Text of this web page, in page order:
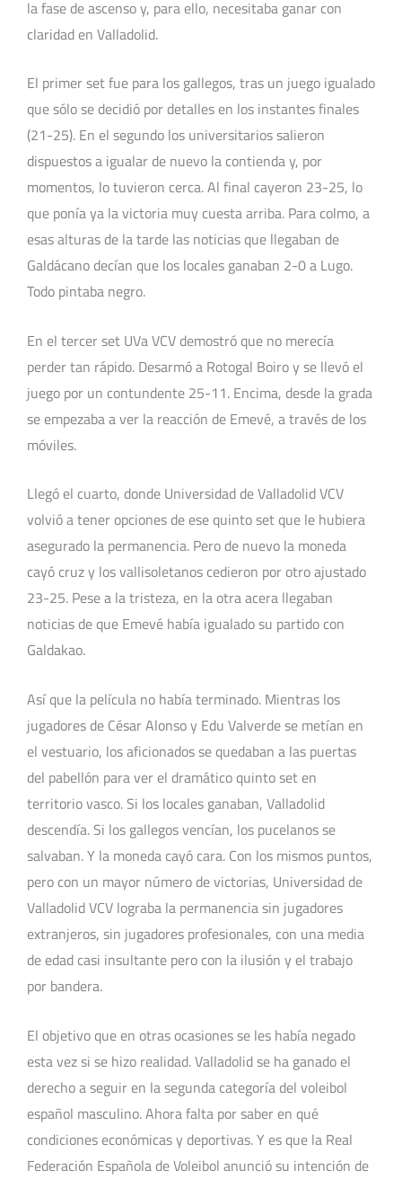
la fase de ascenso y, para ello, necesitaba ganar con
claridad en Valladolid.
El primer set fue para los gallegos, tras un juego igualado
que sólo se decidió por detalles en los instantes finales
(21-25). En el segundo los universitarios salieron
dispuestos a igualar de nuevo la contienda y, por
momentos, lo tuvieron cerca. Al final cayeron 23-25, lo
que ponía ya la victoria muy cuesta arriba. Para colmo, a
esas alturas de la tarde las noticias que llegaban de
Galdácano decían que los locales ganaban 2-0 a Lugo.
Todo pintaba negro.
En el tercer set UVa VCV demostró que no merecía
perder tan rápido. Desarmó a Rotogal Boiro y se llevó el
juego por un contundente 25-11. Encima, desde la grada
se empezaba a ver la reacción de Emevé, a través de los
móviles.
Llegó el cuarto, donde Universidad de Valladolid VCV
volvió a tener opciones de ese quinto set que le hubiera
asegurado la permanencia. Pero de nuevo la moneda
cayó cruz y los vallisoletanos cedieron por otro ajustado
23-25. Pese a la tristeza, en la otra acera llegaban
noticias de que Emevé había igualado su partido con
Galdakao.
Así que la película no había terminado. Mientras los
jugadores de César Alonso y Edu Valverde se metían en
el vestuario, los aficionados se quedaban a las puertas
del pabellón para ver el dramático quinto set en
territorio vasco. Si los locales ganaban, Valladolid
descendía. Si los gallegos vencían, los pucelanos se
salvaban. Y la moneda cayó cara. Con los mismos puntos,
pero con un mayor número de victorias, Universidad de
Valladolid VCV lograba la permanencia sin jugadores
extranjeros, sin jugadores profesionales, con una media
de edad casi insultante pero con la ilusión y el trabajo
por bandera.
El objetivo que en otras ocasiones se les había negado
esta vez si se hizo realidad. Valladolid se ha ganado el
derecho a seguir en la segunda categoría del voleibol
español masculino. Ahora falta por saber en qué
condiciones económicas y deportivas. Y es que la Real
Federación Española de Voleibol anunció su intención de